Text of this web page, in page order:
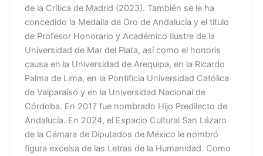
de la Crítica de Madrid (2023). También se le ha
concedido la Medalla de Oro de Andalucía y el título
de Profesor Honorario y Académico Ilustre de la
Universidad de Mar del Plata, así como el honoris
causa en la Universidad de Arequipa, en la Ricardo
Palma de Lima, en la Pontificia Universidad Católica
de Valparaíso y en la Universidad Nacional de
Córdoba. En 2017 fue nombrado Hijo Predilecto de
Andalucía. En 2024, el Espacio Cultural San Lázaro
de la Cámara de Diputados de México le nombró
figura excelsa de las Letras de la Humanidad. Como